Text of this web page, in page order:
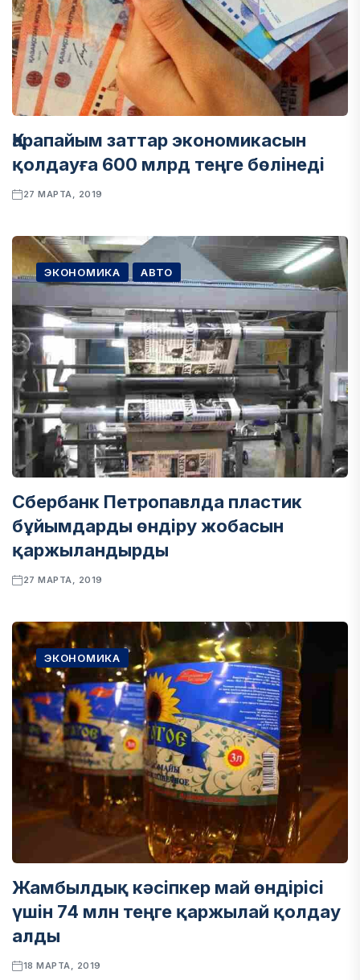
Қарапайым заттар экономикасын
қолдауға 600 млрд теңге бөлінеді
27 МАРТА, 2019
ЭКОНОМИКА АВТО
Сбербанк Петропавлда пластик
бұйымдарды өндіру жобасын
қаржыландырды
27 МАРТА, 2019
ЭКОНОМИКА
Жамбылдық кәсіпкер май өндірісі
үшін 74 млн теңге қаржылай қолдау
алды
18 МАРТА, 2019